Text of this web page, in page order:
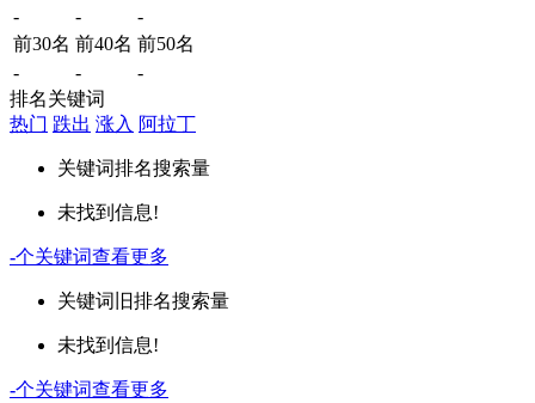
-
-
-
前30名 前40名 前50名
-
-
-
排名关键词
热门 跌出 涨入 阿拉丁
关键词排名搜索量
未找到信息!
-个关键词查看更多
关键词 旧排名搜索量
未找到信息!
-个关键词查看更多